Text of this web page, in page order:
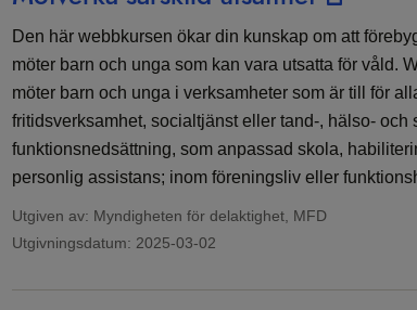
Den här webbkursen ökar din kunskap om att
möter barn och unga som kan vara utsatta för våld.
möter barn och unga i verksamheter som är till för
fritidsverksamhet, socialtjänst eller tand-, hälso- och
funktionsnedsättning, som anpassad skola,
personlig assistans; inom föreningsliv eller
Utgiven av: Myndigheten för delaktighet, MFD
Utgivningsdatum: 2025-03-02